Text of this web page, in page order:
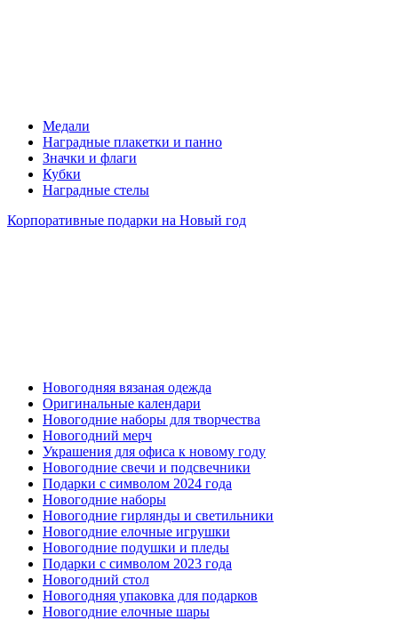
Медали
Наградные плакетки и панно
Значки и флаги
Кубки
Наградные стелы
Корпоративные подарки на Новый год
Новогодняя вязаная одежда
Оригинальные календари
Новогодние наборы для творчества
Новогодний мерч
Украшения для офиса к новому году
Новогодние свечи и подсвечники
Подарки с символом 2024 года
Новогодние наборы
Новогодние гирлянды и светильники
Новогодние елочные игрушки
Новогодние подушки и пледы
Подарки с символом 2023 года
Новогодний стол
Новогодняя упаковка для подарков
Новогодние елочные шары